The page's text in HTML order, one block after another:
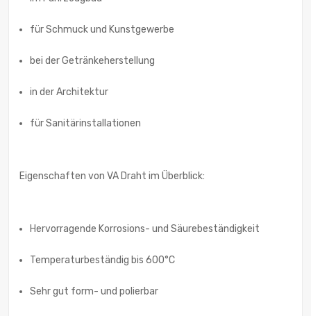
für Schmuck und Kunstgewerbe
bei der Getränkeherstellung
in der Architektur
für Sanitärinstallationen
Eigenschaften von VA Draht im Überblick:
Hervorragende Korrosions- und Säurebeständigkeit
Temperaturbeständig bis 600°C
Sehr gut form- und polierbar